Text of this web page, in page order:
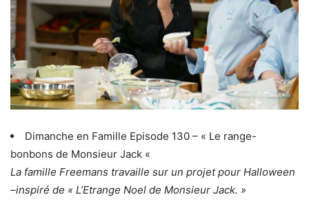
Dimanche en Famille Episode 130 – « Le range-
bonbons de Monsieur Jack «
La famille Freemans travaille sur un projet pour Halloween
–inspiré de « L’Etrange Noel de Monsieur Jack. »